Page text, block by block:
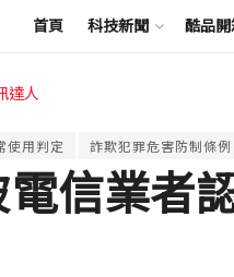
首頁 科技新聞 酷品
達人
使用判定 詐欺犯罪危害防制條例
信業者